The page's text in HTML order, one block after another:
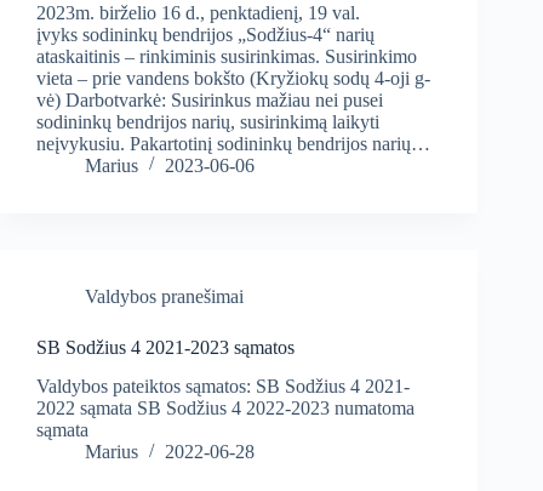
2023m. birželio 16 d., penktadienį, 19 val.
įvyks sodininkų bendrijos „Sodžius-4“ narių
ataskaitinis – rinkiminis susirinkimas. Susirinkimo
vieta – prie vandens bokšto (Kryžiokų sodų 4-oji g-
vė) Darbotvarkė: Susirinkus mažiau nei pusei
sodininkų bendrijos narių, susirinkimą laikyti
neįvykusiu. Pakartotinį sodininkų bendrijos narių…
Marius
2023-06-06
Valdybos pranešimai
SB Sodžius 4 2021-2023 sąmatos
Valdybos pateiktos sąmatos: SB Sodžius 4 2021-
2022 sąmata SB Sodžius 4 2022-2023 numatoma
sąmata
Marius
2022-06-28